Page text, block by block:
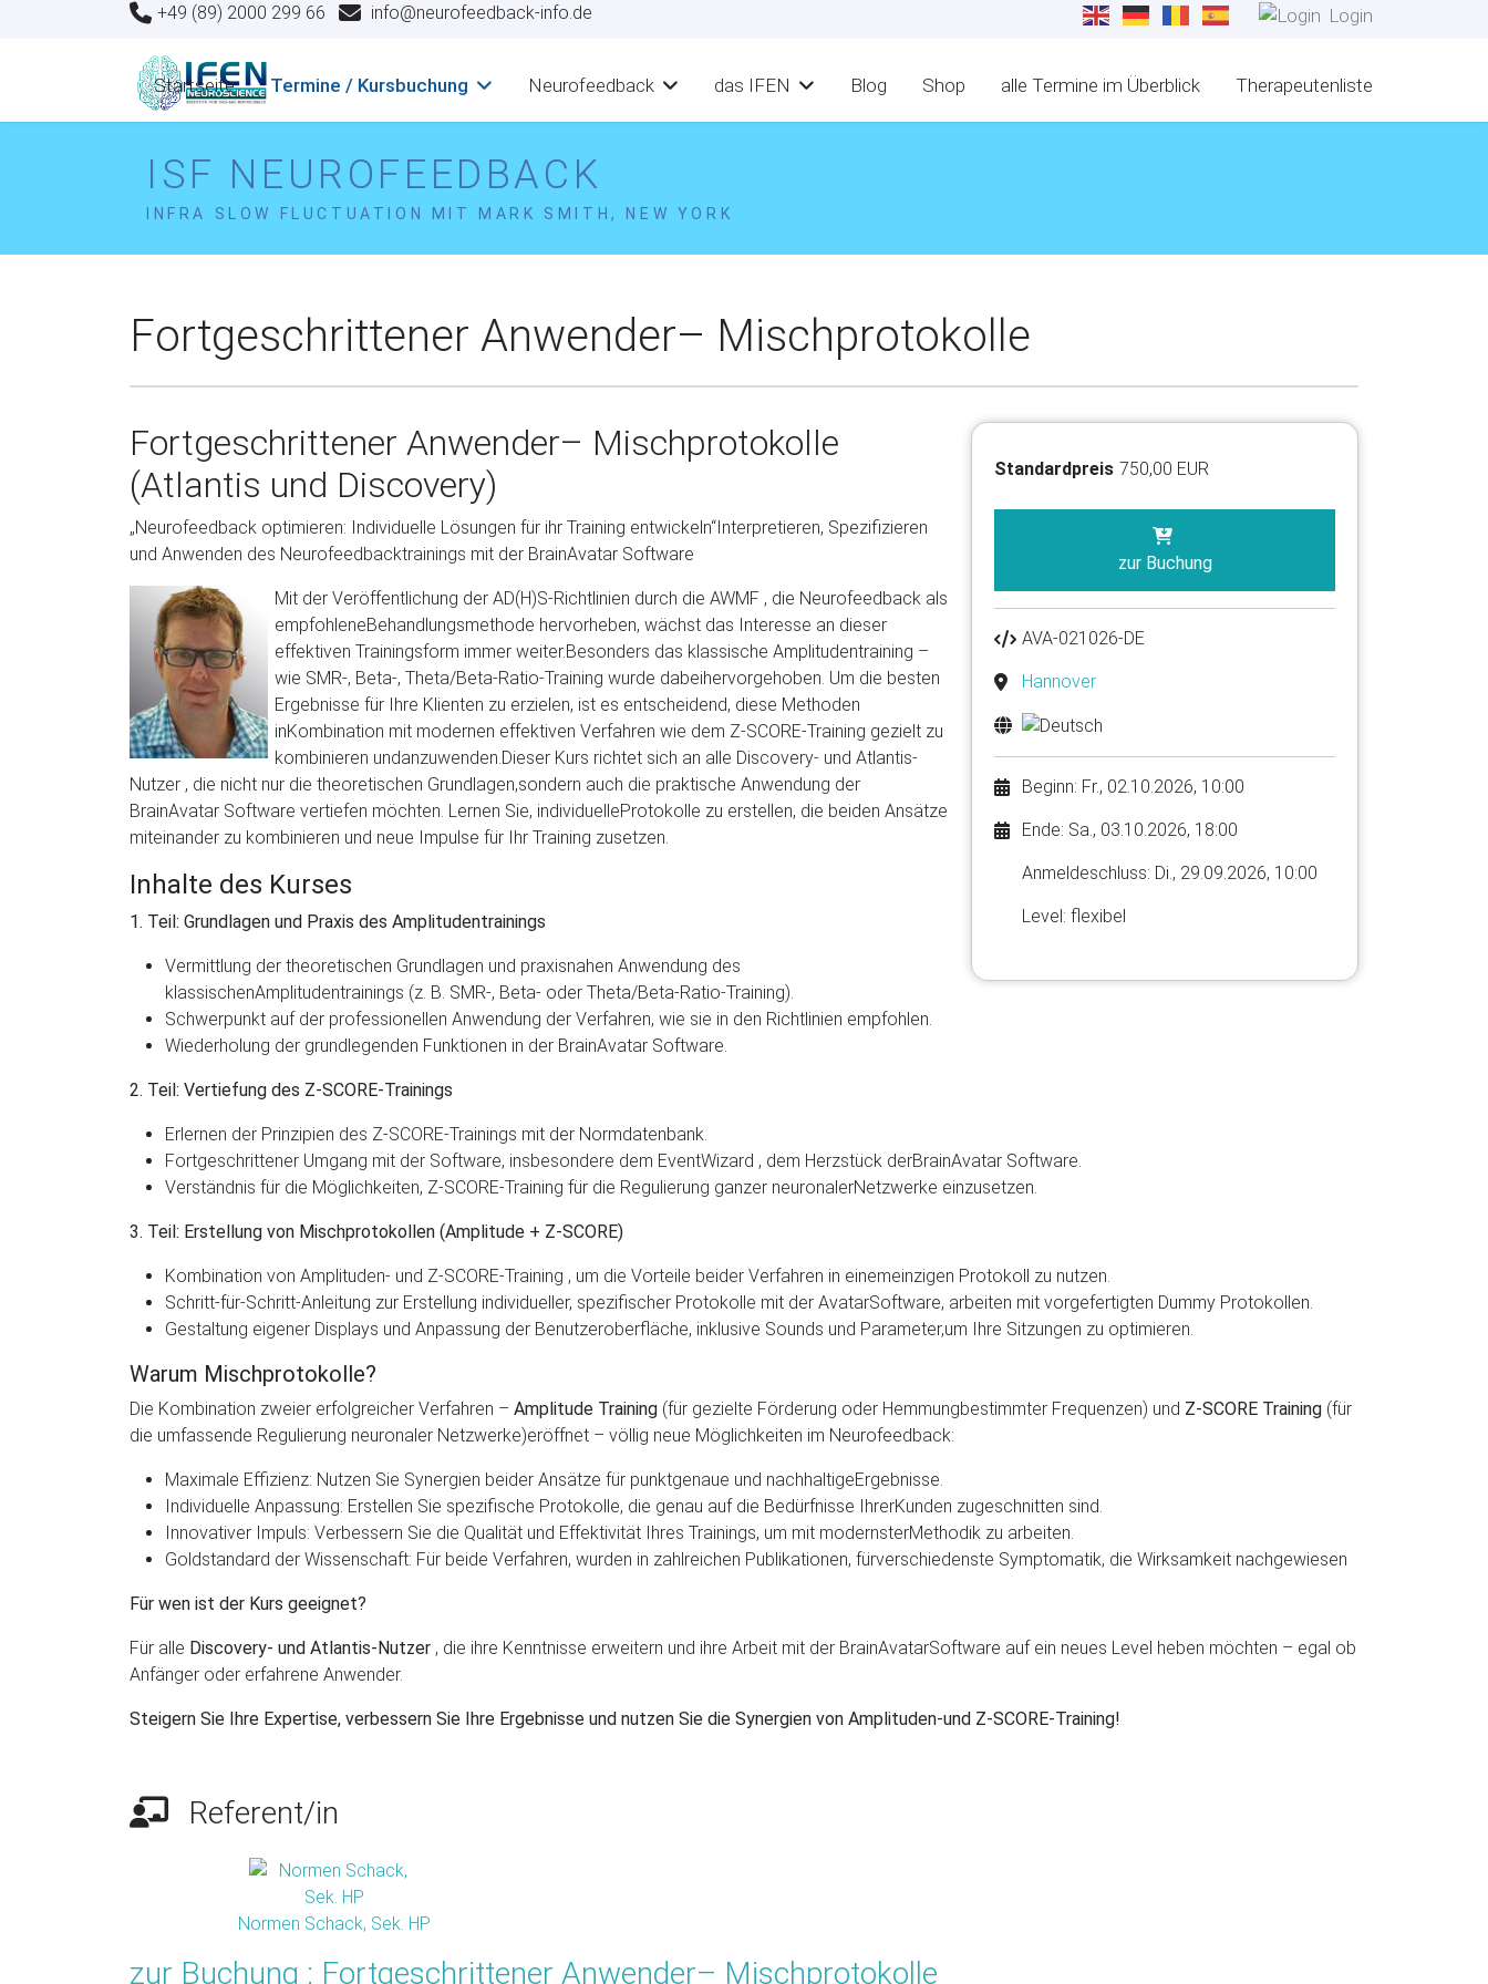
+49 (89) 2000 299 66 info@neurofeedback-info.de Login
Startseite Termine / Kursbuchung Neurofeedback das IFEN Blog Shop alle Termine im Überblick Therapeutenliste
ISF NEUROFEEDBACK
INFRA SLOW FLUCTUATION MIT MARK SMITH, NEW YORK
Fortgeschrittener Anwender– Mischprotokolle
Standardpreis 750,00 EUR
zur Buchung
AVA-021026-DE
Hannover
Beginn: Fr., 02.10.2026, 10:00
Ende: Sa., 03.10.2026, 18:00
Anmelde​schluss: Di., 29.09.2026, 10:00
Level: flexibel
Fortgeschrittener Anwender– Mischprotokolle
(Atlantis und Discovery)
„Neurofeedback optimieren: Individuelle Lösungen für ihr Training entwickeln“Interpretieren, Spezifizieren
und Anwenden des Neurofeedbacktrainings mit der BrainAvatar Software
Mit der Veröffentlichung der AD(H)S-Richtlinien durch die AWMF , die Neurofeedback als
empfohleneBehandlungsmethode hervorheben, wächst das Interesse an dieser
effektiven Trainingsform immer weiter.Besonders das klassische Amplitudentraining –
wie SMR-, Beta-, Theta/Beta-Ratio-Training wurde dabeihervorgehoben. Um die besten
Ergebnisse für Ihre Klienten zu erzielen, ist es entscheidend, diese Methoden
inKombination mit modernen effektiven Verfahren wie dem Z-SCORE-Training gezielt zu
kombinieren undanzuwenden.Dieser Kurs richtet sich an alle Discovery- und Atlantis-
Nutzer , die nicht nur die theoretischen Grundlagen,sondern auch die praktische Anwendung der
BrainAvatar Software vertiefen möchten. Lernen Sie, individuelleProtokolle zu erstellen, die beiden Ansätze
miteinander zu kombinieren und neue Impulse für Ihr Training zusetzen.
Inhalte des Kurses
1. Teil: Grundlagen und Praxis des Amplitudentrainings
Vermittlung der theoretischen Grundlagen und praxisnahen Anwendung des
klassischenAmplitudentrainings (z. B. SMR-, Beta- oder Theta/Beta-Ratio-Training).
Schwerpunkt auf der professionellen Anwendung der Verfahren, wie sie in den Richtlinien empfohlen.
Wiederholung der grundlegenden Funktionen in der BrainAvatar Software.
2. Teil: Vertiefung des Z-SCORE-Trainings
Erlernen der Prinzipien des Z-SCORE-Trainings mit der Normdatenbank.
Fortgeschrittener Umgang mit der Software, insbesondere dem EventWizard , dem Herzstück derBrainAvatar Software.
Verständnis für die Möglichkeiten, Z-SCORE-Training für die Regulierung ganzer neuronalerNetzwerke einzusetzen.
3. Teil: Erstellung von Mischprotokollen (Amplitude + Z-SCORE)
Kombination von Amplituden- und Z-SCORE-Training , um die Vorteile beider Verfahren in einemeinzigen Protokoll zu nutzen.
Schritt-für-Schritt-Anleitung zur Erstellung individueller, spezifischer Protokolle mit der AvatarSoftware, arbeiten mit vorgefertigten Dummy Protokollen.
Gestaltung eigener Displays und Anpassung der Benutzeroberfläche, inklusive Sounds und Parameter,um Ihre Sitzungen zu optimieren.
Warum Mischprotokolle?
Die Kombination zweier erfolgreicher Verfahren – Amplitude Training (für gezielte Förderung oder Hemmungbestimmter Frequenzen) und Z-SCORE Training (für
die umfassende Regulierung neuronaler Netzwerke)eröffnet – völlig neue Möglichkeiten im Neurofeedback:
Maximale Effizienz: Nutzen Sie Synergien beider Ansätze für punktgenaue und nachhaltigeErgebnisse.
Individuelle Anpassung: Erstellen Sie spezifische Protokolle, die genau auf die Bedürfnisse IhrerKunden zugeschnitten sind.
Innovativer Impuls: Verbessern Sie die Qualität und Effektivität Ihres Trainings, um mit modernsterMethodik zu arbeiten.
Goldstandard der Wissenschaft: Für beide Verfahren, wurden in zahlreichen Publikationen, fürverschiedenste Symptomatik, die Wirksamkeit nachgewiesen
Für wen ist der Kurs geeignet?
Für alle Discovery- und Atlantis-Nutzer , die ihre Kenntnisse erweitern und ihre Arbeit mit der BrainAvatarSoftware auf ein neues Level heben möchten – egal ob
Anfänger oder erfahrene Anwender.
Steigern Sie Ihre Expertise, verbessern Sie Ihre Ergebnisse und nutzen Sie die Synergien von Amplituden-und Z-SCORE-Training!
Referent/in
Normen Schack, Sek. HP
zur Buchung : Fortgeschrittener Anwender– Mischprotokolle